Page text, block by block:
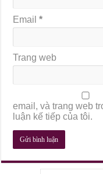
Email*
Trang web
email, và trang web
luận kế tiếp của tôi.